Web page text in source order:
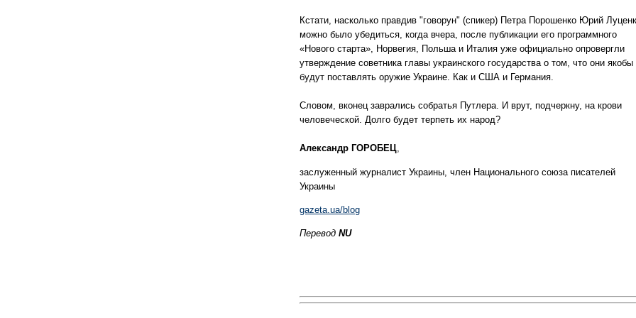
Кстати, насколько правдив "говорун" (спикер) Петра Порошенко Юрий
можно было убедиться, когда вчера, после публикации его программного
«Нового старта», Норвегия, Польша и Италия уже официально опровергли
утверждение советника главы украинского государства о том, что они якобы
будут поставлять оружие Украине. Как и США и Германия.
Словом, вконец заврались собратья Путлера. И врут, подчеркну, на крови
человеческой. Долго будет терпеть их народ?
Александр ГОРОБЕЦ,
заслуженный журналист Украины, член Национального союза писателей
Украины
gazeta.ua/blog
Перевод NU